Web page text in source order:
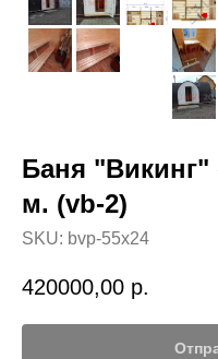
Баня "Викинг"
м. (vb-2)
SKU: bvp-55x24
420000,00 р.